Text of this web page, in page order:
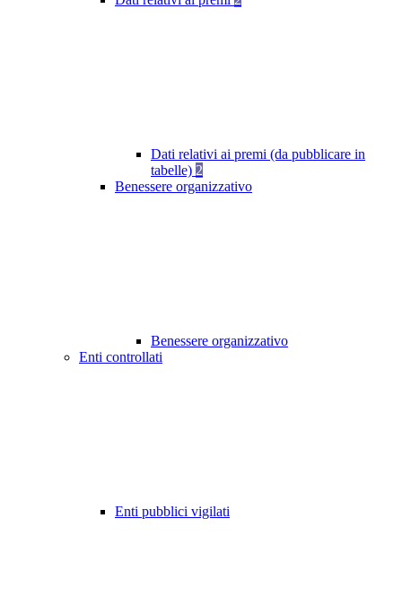
Dati relativi ai premi (da pubblicare in
tabelle) 2
Benessere organizzativo
Benessere organizzativo
Enti controllati
Enti pubblici vigilati